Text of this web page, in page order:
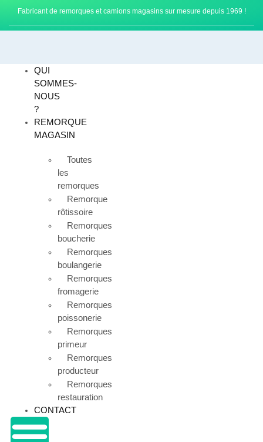
Fabricant de remorques et camions magasins sur mesure depuis 1969 !
QUI
SOMMES-
NOUS
?
REMORQUE
MAGASIN
Toutes
les
remorques
Remorque
rôtissoire
Remorques
boucherie
Remorques
boulangerie
Remorques
fromagerie
Remorques
poissonerie
Remorques
primeur
Remorques
producteur
Remorques
restauration
CONTACT